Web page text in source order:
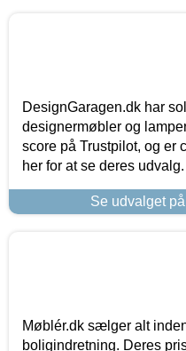
DesignGaragen.dk har
designermøbler og
score på Trustpilot, og er
her for at se deres udvalg.
Se udvalget
Møblér.dk sælger alt
boligindretning. Deres